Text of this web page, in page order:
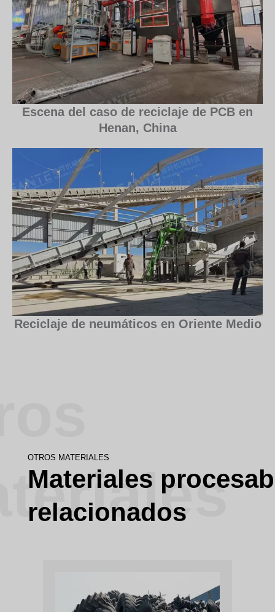
Escena del caso de reciclaje de PCB en
Henan, China
Reciclaje de neumáticos en Oriente Medio
OTROS MATERIALES
Materiales
relacionados